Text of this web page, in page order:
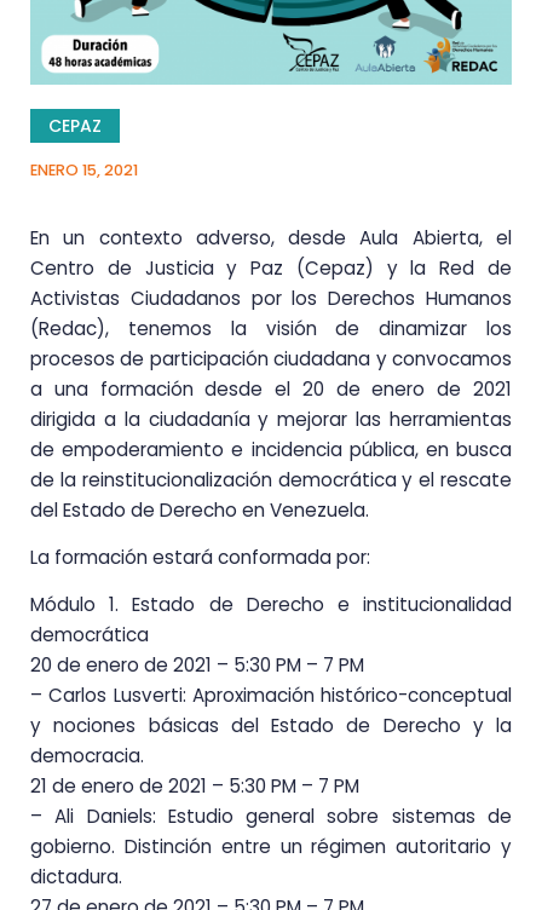
CEPAZ
ENERO 15, 2021
En un contexto adverso, desde Aula Abierta, el
Centro de Justicia y Paz (Cepaz) y la Red de
Activistas Ciudadanos por los Derechos Humanos
(Redac), tenemos la visión de dinamizar los
procesos de participación ciudadana y convocamos
a una formación desde el 20 de enero de 2021
dirigida a la ciudadanía y mejorar las herramientas
de empoderamiento e incidencia pública, en busca
de la reinstitucionalización democrática y el rescate
del Estado de Derecho en Venezuela.
La formación estará conformada por:
Módulo 1. Estado de Derecho e institucionalidad
democrática
20 de enero de 2021 – 5:30 PM – 7 PM
– Carlos Lusverti: Aproximación histórico-conceptual
y nociones básicas del Estado de Derecho y la
democracia.
21 de enero de 2021 – 5:30 PM – 7 PM
– Ali Daniels: Estudio general sobre sistemas de
gobierno. Distinción entre un régimen autoritario y
dictadura.